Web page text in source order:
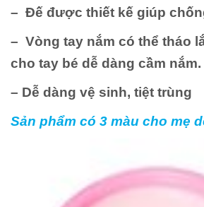
– Đế được thiết kế giúp
– Vòng tay nắm có thể tháo
cho tay bé dễ dàng cầm nắm.
– Dễ dàng vệ sinh, tiệt trùng
Sản phẩm có 3 màu cho mẹ